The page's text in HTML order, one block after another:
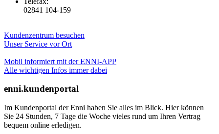
02841 104-159
Kundenzentrum besuchen
Unser Service vor Ort
Mobil informiert mit der ENNI-APP
Alle wichtigen Infos immer dabei
enni.kundenportal
Im Kundenportal der Enni haben Sie alles im Blick. Hier können
Sie 24 Stunden, 7 Tage die Woche vieles rund um Ihren Vertrag
bequem online erledigen.